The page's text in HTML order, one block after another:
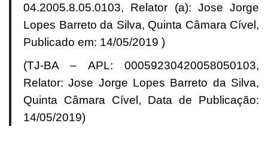
04.2005.8.05.0103, Relator (a): Jose Jorge
Lopes Barreto da Silva, Quinta Câmara Cível,
Publicado em: 14/05/2019 )
(TJ-BA – APL: 00059230420058050103,
Relator: Jose Jorge Lopes Barreto da Silva,
Quinta Câmara Cível, Data de Publicação:
14/05/2019)